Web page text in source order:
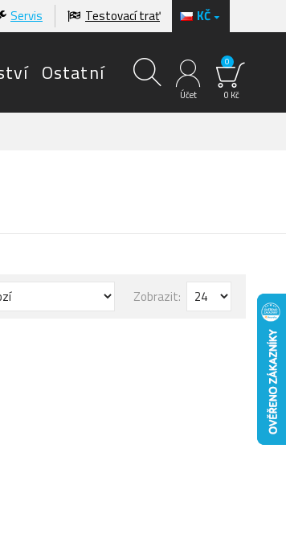
KČ
Servis Testovací trať
Ostatní
Účet 0 Kč
0
Zobrazit: